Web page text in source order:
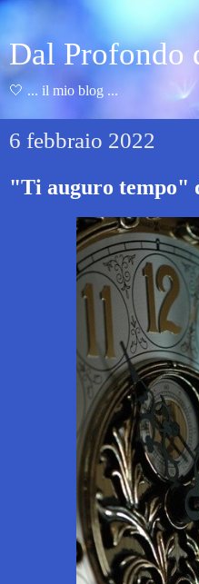
Dal Profondo
🤍 ... il mio blog ...
6 febbraio 2022
"Ti auguro